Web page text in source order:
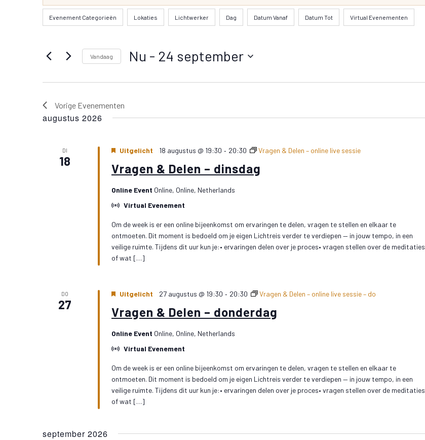
weergeven
navigatie
keyword
in.
Evenementen
Filters
Als
u
van
invoergegevens
wijzigt,
wordt
Evenement Categorieën Lokaties Lichtwerker Dag Datum Vanaf Datum Tot Virtual Evenementen
Vandaag Nu - 24 september
Vorige Evenementen
augustus 2026
DI
18
Vragen & Delen – dinsdag
Uitgelicht 18 augustus @ 19:30 - 20:30 Vragen & Delen – online live sessie
Online Event Online, Online, Netherlands
Virtual Evenement
Om de week is er een online bijeenkomst om ervaringen te delen, vragen te stellen en elkaar te
ontmoeten. Dit moment is bedoeld om je eigen Lichtreis verder te verdiepen — in jouw tempo, in een
veilige ruimte. Tijdens dit uur kun je:• ervaringen delen over je proces• vragen stellen over de meditaties
of wat […]
DO
27
Vragen & Delen – donderdag
Uitgelicht 27 augustus @ 19:30 - 20:30 Vragen & Delen – online live sessie – do
Online Event Online, Online, Netherlands
Virtual Evenement
Om de week is er een online bijeenkomst om ervaringen te delen, vragen te stellen en elkaar te
ontmoeten. Dit moment is bedoeld om je eigen Lichtreis verder te verdiepen — in jouw tempo, in een
veilige ruimte. Tijdens dit uur kun je:• ervaringen delen over je proces• vragen stellen over de meditaties
of wat […]
september 2026